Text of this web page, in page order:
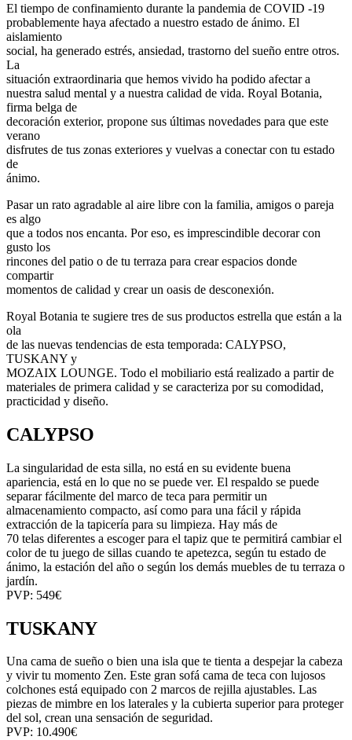
El tiempo de confinamiento durante la pandemia de COVID -19
probablemente haya afectado a nuestro estado de ánimo. El
aislamiento
social, ha generado estrés, ansiedad, trastorno del sueño entre otros.
La
situación extraordinaria que hemos vivido ha podido afectar a
nuestra salud mental y a nuestra calidad de vida. Royal Botania,
firma belga de
decoración exterior, propone sus últimas novedades para que este
verano
disfrutes de tus zonas exteriores y vuelvas a conectar con tu estado
de
ánimo.
Pasar un rato agradable al aire libre con la familia, amigos o pareja
es algo
que a todos nos encanta. Por eso, es imprescindible decorar con
gusto los
rincones del patio o de tu terraza para crear espacios donde
compartir
momentos de calidad y crear un oasis de desconexión.
Royal Botania te sugiere tres de sus productos estrella que están a la
ola
de las nuevas tendencias de esta temporada: CALYPSO,
TUSKANY y
MOZAIX LOUNGE. Todo el mobiliario está realizado a partir de
materiales de primera calidad y se caracteriza por su comodidad,
practicidad y diseño.
CALYPSO
La singularidad de esta silla, no está en su evidente buena
apariencia, está en lo que no se puede ver. El respaldo se puede
separar fácilmente del marco de teca para permitir un
almacenamiento compacto, así como para una fácil y rápida
extracción de la tapicería para su limpieza. Hay más de
70 telas diferentes a escoger para el tapiz que te permitirá cambiar el
color de tu juego de sillas cuando te apetezca, según tu estado de
ánimo, la estación del año o según los demás muebles de tu terraza o
jardín.
PVP: 549€
TUSKANY
Una cama de sueño o bien una isla que te tienta a despejar la cabeza
y vivir tu momento Zen. Este gran sofá cama de teca con lujosos
colchones está equipado con 2 marcos de rejilla ajustables. Las
piezas de mimbre en los laterales y la cubierta superior para proteger
del sol, crean una sensación de seguridad.
PVP: 10.490€